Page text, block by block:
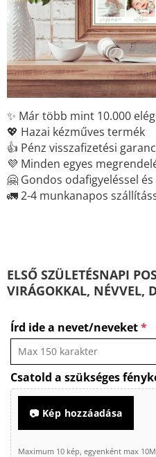
✨ Már több mint 10.000
💖 Hazai kézműves termék
👍 Pénz visszafizetési
💜 Minden egyes
🤗 Gondos odafigyeléssel
🚛 2-4 munkanapos
ELSŐ SZÜLETÉSNAPI
VIRÁGOKKAL, NÉVVEL,
Írd ide a nevet/neveket*
Csatold a szükséges
📷 Kép hozzáadása
Maximum 10 kép, egyenként max